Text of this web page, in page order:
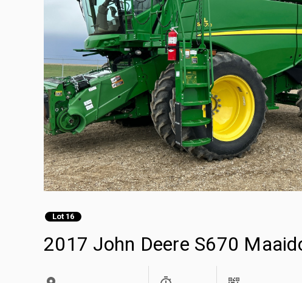
Lot 16
2017 John Deere S670